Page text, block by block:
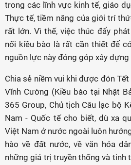
trong các lĩnh vực kinh tế, giáo
Thực tế, tiềm năng của giới trí
rất lớn. Vì thế, việc thúc đẩy
nối kiều bào là rất cần thiết để
nguồn lực này đóng góp xây
Chia sẻ niềm vui khi được đón
Vĩnh Cường (Kiều bào tại Nhật
365 Group, Chủ tịch Câu lạc bộ
Nam - Quốc tế cho biết, dù xa
Việt Nam ở nước ngoài luôn
hào về đất nước, về văn hóa
những giá trị truyền thống và tinh